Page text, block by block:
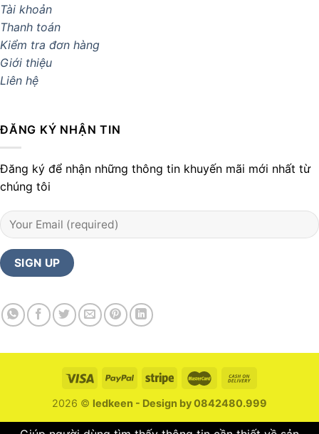
Tài khoản
Thanh toán
Kiểm tra đơn hàng
Giới thiệu
Liên hệ
ĐĂNG KÝ NHẬN TIN
Đăng ký để nhận những thông tin khuyến mãi mới nhất từ
chúng tôi
2026 © ledkeen - Design by 0842480.999